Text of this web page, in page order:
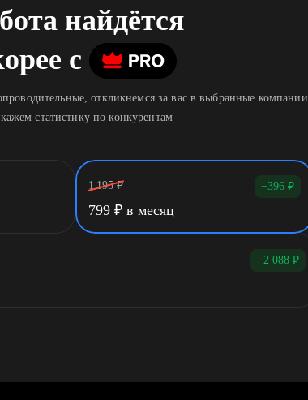
найдётся
c
откликнемся за вас в выбранные компании
статистику по конкурентам
1 195 ₽ −396 ₽
799 ₽ в месяц
−2 088 ₽